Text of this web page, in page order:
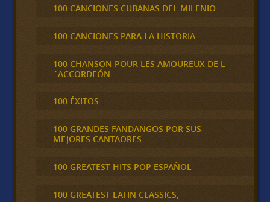
100 CANCIONES CUBANAS DEL MILENIO
100 CANCIONES PARA LA HISTORIA
100 CHANSON POUR LES AMOUREUX DE L
´ACCORDEÓN
100 ÉXITOS
100 GRANDES FANDANGOS POR SUS
MEJORES CANTAORES
100 GREATEST HITS POP ESPAÑOL
100 GREATEST LATIN CLASSICS,